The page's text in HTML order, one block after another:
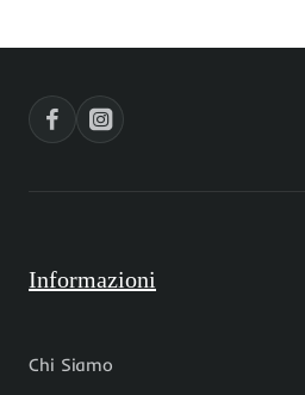
metro
Informazioni
Chi Siamo